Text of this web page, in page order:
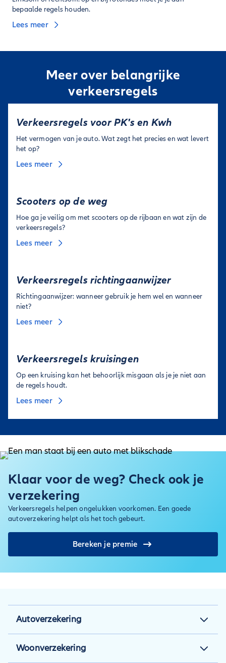
bepaalde regels houden.
Lees meer
Meer over belangrijke
verkeersregels
Verkeersregels voor PK's en Kwh
Het vermogen van je auto. Wat zegt het precies en wat levert
het op?
Lees meer
Scooters op de weg
Hoe ga je veilig om met scooters op de rijbaan en wat zijn de
verkeersregels?
Lees meer
Verkeersregels richtingaanwijzer
Richtingaanwijzer: wanneer gebruik je hem wel en wanneer
niet?
Lees meer
Verkeersregels kruisingen
Op een kruising kan het behoorlijk misgaan als je je niet aan
de regels houdt.
Lees meer
Klaar voor de weg? Check ook je
verzekering
Verkeersregels helpen ongelukken voorkomen. Een goede
autoverzekering helpt als het toch gebeurt.
Bereken je premie
Autoverzekering
Autoverzekering
Woonverzekering